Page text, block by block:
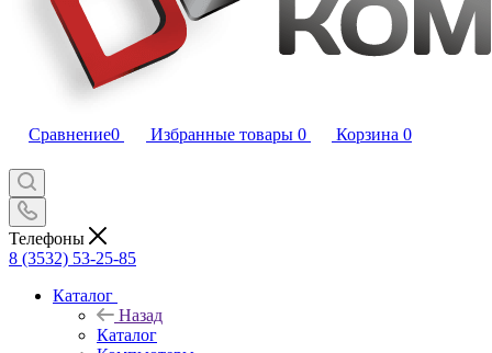
Сравнение0 Избранные товары 0 Корзина 0
Телефоны
8 (3532) 53-25-85
Каталог
Назад
Каталог